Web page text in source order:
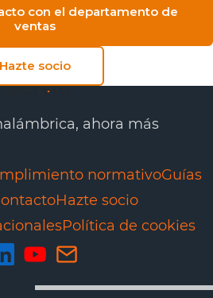
con el departamento de
ventas
Hazte socio
ahora más
normativoGuías
Hazte socio
Política de cookies